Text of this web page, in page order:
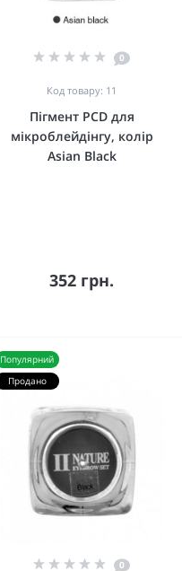
0
Код товару: 11
Пігмент PCD для
мікроблейдінгу, колір
Asian Black
352 грн.
Популярний
Продано
0